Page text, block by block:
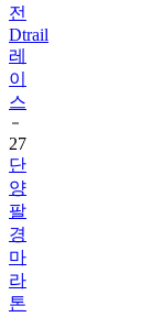
전
Dtrail
레
이
스
27
단
양
팔
경
마
라
톤